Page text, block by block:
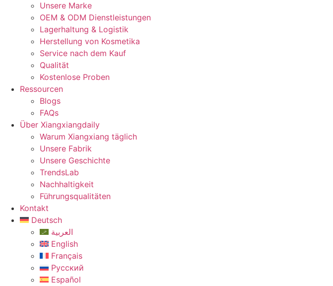
Unsere Marke
OEM & ODM Dienstleistungen
Lagerhaltung & Logistik
Herstellung von Kosmetika
Service nach dem Kauf
Qualität
Kostenlose Proben
Ressourcen
Blogs
FAQs
Über Xiangxiangdaily
Warum Xiangxiang täglich
Unsere Fabrik
Unsere Geschichte
TrendsLab
Nachhaltigkeit
Führungsqualitäten
Kontakt
Deutsch
العربية
English
Français
Русский
Español